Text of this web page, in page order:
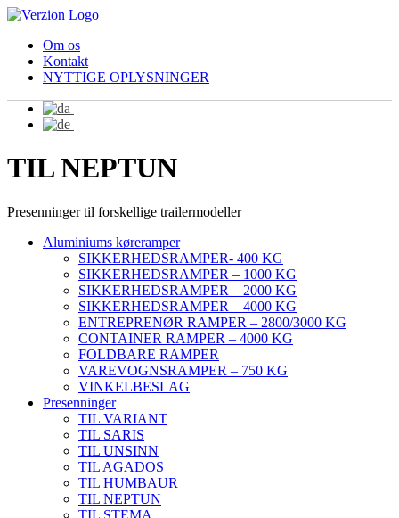
Om os
Kontakt
NYTTIGE OPLYSNINGER
TIL NEPTUN
Presenninger til forskellige trailermodeller
Aluminiums køreramper
SIKKERHEDSRAMPER- 400 KG
SIKKERHEDSRAMPER – 1000 KG
SIKKERHEDSRAMPER – 2000 KG
SIKKERHEDSRAMPER – 4000 KG
ENTREPRENØR RAMPER – 2800/3000 KG
CONTAINER RAMPER – 4000 KG
FOLDBARE RAMPER
VAREVOGNSRAMPER – 750 KG
VINKELBESLAG
Presenninger
TIL VARIANT
TIL SARIS
TIL UNSINN
TIL AGADOS
TIL HUMBAUR
TIL NEPTUN
TIL STEMA